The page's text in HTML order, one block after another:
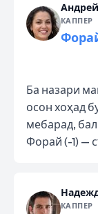
КАППЕР
Ба назари
осон хоҳад
мебарад,
Форай (-1) —
КАППЕР